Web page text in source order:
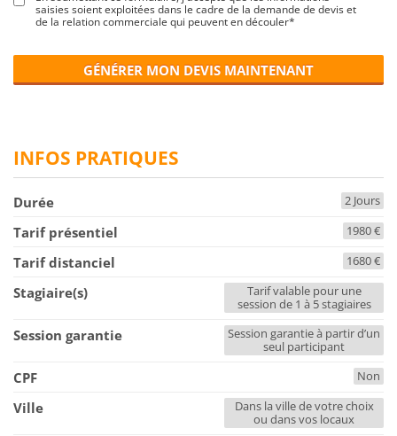
saisies soient exploitées dans le cadre de la demande de devis et
de la relation commerciale qui peuvent en découler*
GÉNÉRER MON DEVIS MAINTENANT
INFOS PRATIQUES
Durée 2 Jours
Tarif présentiel 1980 €
Tarif distanciel 1680 €
Stagiaire(s)
Tarif valable pour une
session de 1 à 5 stagiaires
Session garantie
Session garantie à partir d’un
seul participant
CPF Non
Ville
Dans la ville de votre choix
ou dans vos locaux